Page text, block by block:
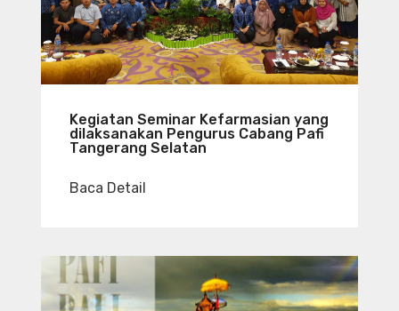
Kegiatan Seminar Kefarmasian yang
dilaksanakan Pengurus Cabang Pafi
Tangerang Selatan
Baca Detail